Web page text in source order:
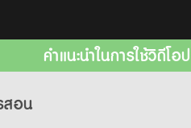
คำแนะนำในการใช้วิดีโ
สอน